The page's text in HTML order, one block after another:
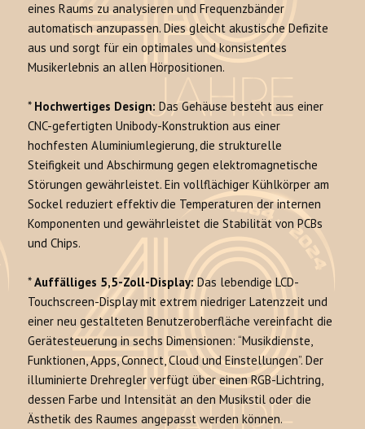
eines Raums zu analysieren und Frequenzbänder
automatisch anzupassen. Dies gleicht akustische Defizite
aus und sorgt für ein optimales und konsistentes
Musikerlebnis an allen Hörpositionen.
* Hochwertiges Design: Das Gehäuse besteht aus einer
CNC-gefertigten Unibody-Konstruktion aus einer
hochfesten Aluminiumlegierung, die strukturelle
Steifigkeit und Abschirmung gegen elektromagnetische
Störungen gewährleistet. Ein vollflächiger Kühlkörper am
Sockel reduziert effektiv die Temperaturen der internen
Komponenten und gewährleistet die Stabilität von PCBs
und Chips.
*Auffälliges 5,5-Zoll-Display: Das lebendige LCD-
Touchscreen-Display mit extrem niedriger Latenzzeit und
einer neu gestalteten Benutzeroberfläche vereinfacht die
Gerätesteuerung in sechs Dimensionen: “Musikdienste,
Funktionen, Apps, Connect, Cloud und Einstellungen”. Der
illuminierte Drehregler verfügt über einen RGB-Lichtring,
dessen Farbe und Intensität an den Musikstil oder die
Ästhetik des Raumes angepasst werden können.